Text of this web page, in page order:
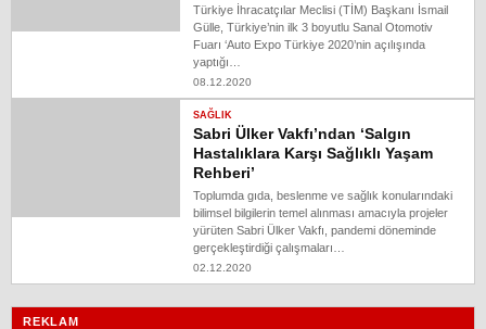
Türkiye İhracatçılar Meclisi (TİM) Başkanı İsmail
Gülle, Türkiye’nin ilk 3 boyutlu Sanal Otomotiv
Fuarı ‘Auto Expo Türkiye 2020’nin açılışında
yaptığı…
08.12.2020
SAĞLIK
Sabri Ülker Vakfı’ndan ‘Salgın
Hastalıklara Karşı Sağlıklı Yaşam
Rehberi’
Toplumda gıda, beslenme ve sağlık konularındaki
bilimsel bilgilerin temel alınması amacıyla projeler
yürüten Sabri Ülker Vakfı, pandemi döneminde
gerçekleştirdiği çalışmaları…
02.12.2020
REKLAM